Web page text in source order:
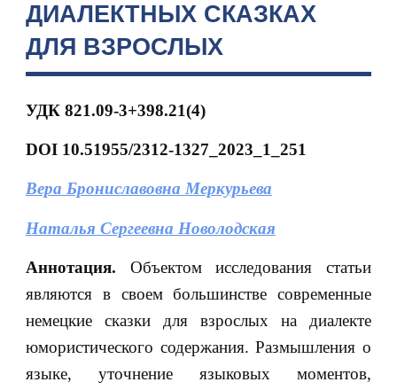
ДИАЛЕКТНЫХ СКАЗКАХ
ДЛЯ ВЗРОСЛЫХ
УДК 821.09-3+398.21(4)
DOI10.51955/2312-1327_2023_1_251
Вера Брониславовна Меркурьева
Наталья Сергеевна Новолодская
Аннотация. Объектом исследования статьи
являются в своем большинстве современные
немецкие сказки для взрослых на диалекте
юмористического содержания. Размышления о
языке, уточнение языковых моментов,